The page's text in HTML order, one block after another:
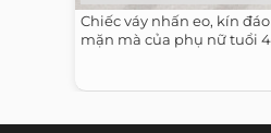
Chiếc váy nhấn eo, kín
mặn mà của phụ nữ tuổi